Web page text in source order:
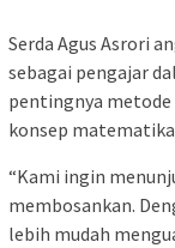
Serda Agus Asrori
sebagai pengajar
pentingnya
konsep
“Kami ingin
membosankan.
lebih mudah